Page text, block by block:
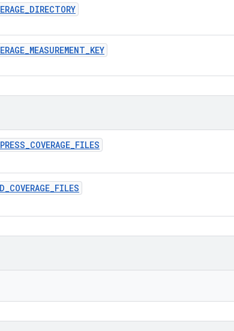
_DIRECTORY
_MEASUREMENT_KEY
_COVERAGE_FILES
_COVERAGE_FILES